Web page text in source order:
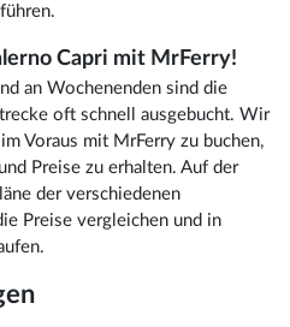
Capri mit MrFerry!
an Wochenenden sind die
oft schnell ausgebucht. Wir
Voraus mit MrFerry zu buchen,
Preise zu erhalten. Auf der
der verschiedenen
Preise vergleichen und in